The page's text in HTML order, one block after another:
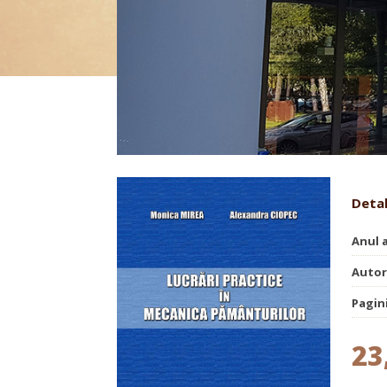
Lucrări practice în
Anul
Pagini